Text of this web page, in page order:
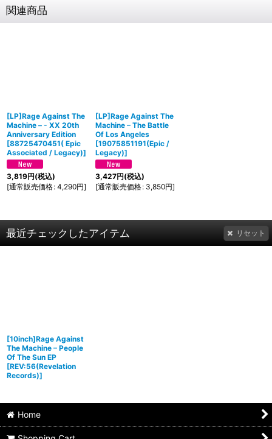
関連商品
[LP]Rage Against The
Machine – - XX 20th
Anniversary Edition
[88725470451( Epic
Associated / Legacy)]
3,819円(税込)
[通常販売価格: 4,290円]
[LP]Rage Against The
Machine – The Battle
Of Los Angeles
[19075851191(Epic /
Legacy)]
3,427円(税込)
[通常販売価格: 3,850円]
最近チェックしたアイテム リセット
[10inch]Rage Against
The Machine – People
Of The Sun EP
[REV:56(Revelation
Records)]
Home